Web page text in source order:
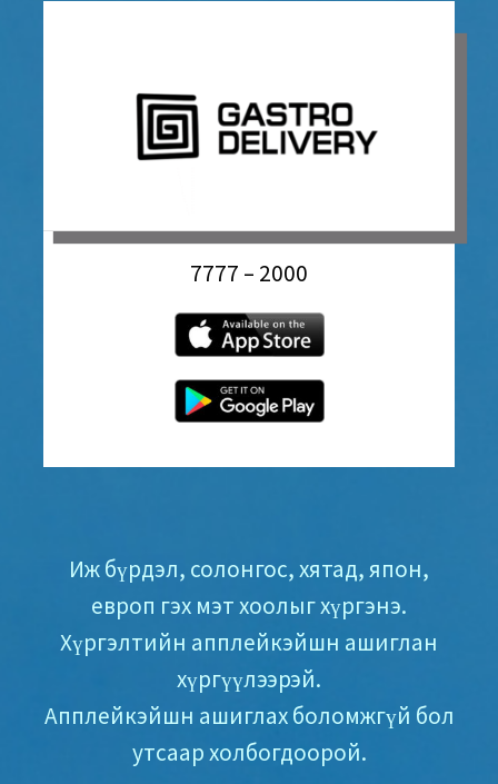
7777 – 2000
Иж бүрдэл, солонгос, хятад, япон,
европ гэх мэт хоолыг хүргэнэ.
Хүргэлтийн апплейкэйшн ашиглан
хүргүүлээрэй.
Апплейкэйшн ашиглах боломжгүй бол
утсаар холбогдоорой.